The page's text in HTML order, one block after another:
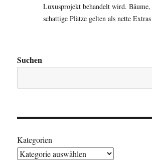
Luxusprojekt behandelt wird.
schattige Plätze gelten als nette
Suchen
Kategorien